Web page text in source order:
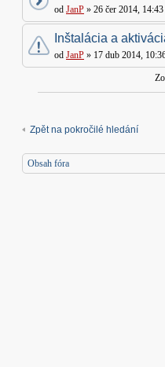
od JanP » 26 čer 2014,
Inštalácia a
od JanP » 17 dub 2014,
Zpět na pokročilé hledání
Obsah fóra